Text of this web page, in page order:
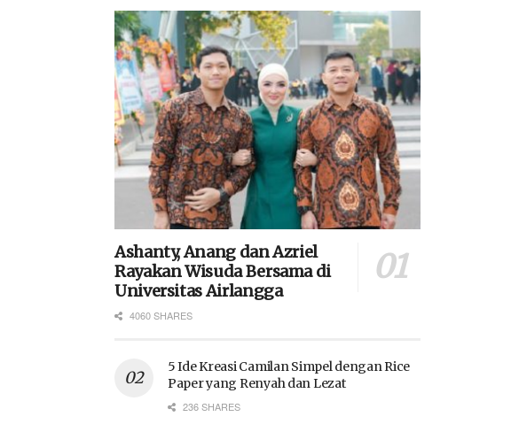
Ashanty, Anang dan Azriel
Rayakan Wisuda Bersama di
Universitas Airlangga
4060 SHARES
5 Ide Kreasi Camilan Simpel dengan Rice
Paper yang Renyah dan Lezat
236 SHARES